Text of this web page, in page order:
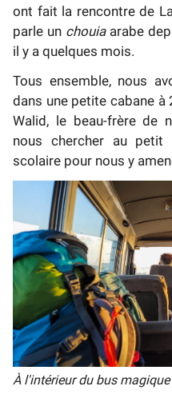
ont fait la rencontre de
parle un chouiaarabe
il y a quelques mois.
Tous ensemble, nous
dans une petite cabane
Walid, le beau-frère de
nous chercher au
scolaire pour nous y
À l'intérieur du bus